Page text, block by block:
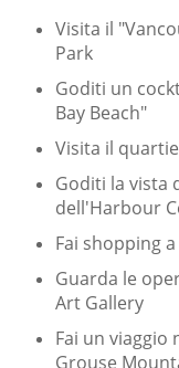
Visita il
Park
Goditi un
Bay Beach"
Visita il
Goditi la vista
dell'Harbour
Fai shopping
Guarda le
Art Gallery
Fai un viaggio
Grouse